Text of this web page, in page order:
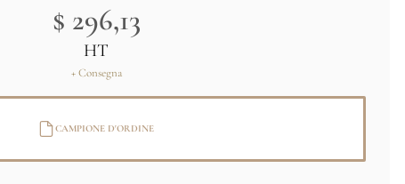
$ 296,13
HT
+ Consegna
CAMPIONE D'ORDINE